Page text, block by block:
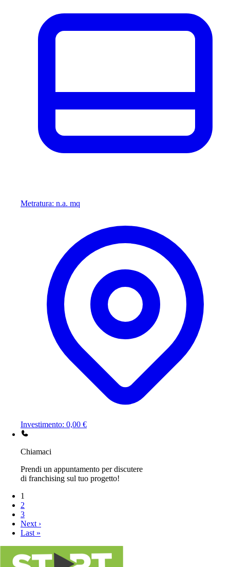
Metratura: n.a. mq
Investimento: 0,00 €
Chiamaci
Prendi un appuntamento per discutere
di franchising sul tuo progetto!
1
2
3
Next ›
Last »